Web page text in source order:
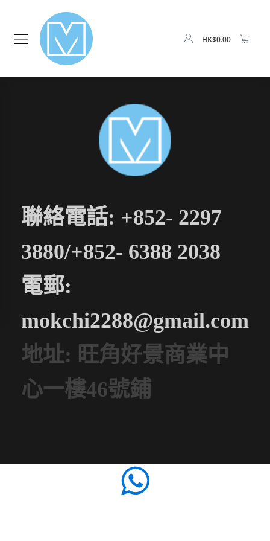
HK$0.00
聯絡電話: +852- 2297
3880/+852- 6388 2038
電郵:
mokchi2288@gmail.com
地址: 旺角好景商業中
心一樓46號鋪